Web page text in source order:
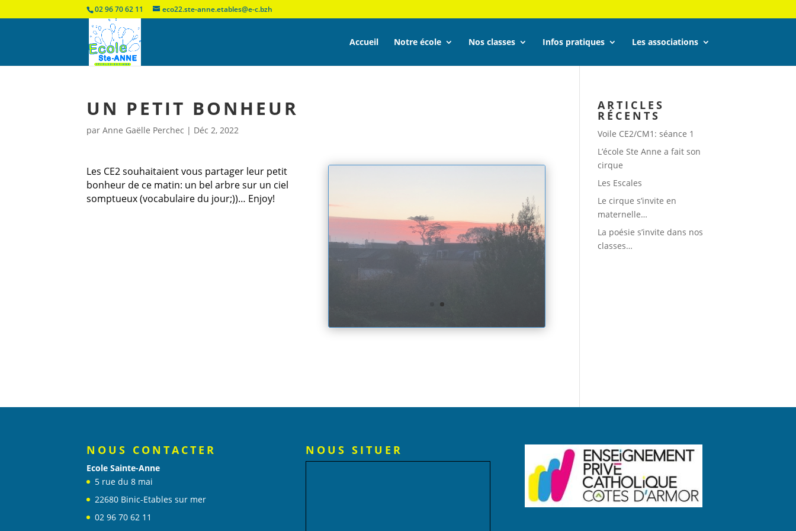
02 96 70 62 11 eco22.ste-anne.etables@e-c.bzh
Accueil Notre école Nos classes Infos pratiques Les associations
UN PETIT BONHEUR
par Anne Gaëlle Perchec | Déc 2, 2022
Les CE2 souhaitaient vous partager leur petit
bonheur de ce matin: un bel arbre sur un ciel
somptueux (vocabulaire du jour;))… Enjoy!
ARTICLES
RÉCENTS
Voile CE2/CM1: séance 1
L’école Ste Anne a fait son
cirque
Les Escales
Le cirque s’invite en
maternelle…
La poésie s’invite dans nos
classes…
NOUS CONTACTER
Ecole Sainte-Anne
5 rue du 8 mai
22680 Binic-Etables sur mer
02 96 70 62 11
NOUS SITUER